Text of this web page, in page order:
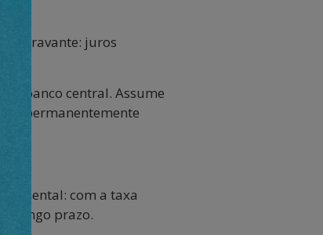
agravante: juros
banco central. Assume
permanentemente
com a taxa
longo prazo.